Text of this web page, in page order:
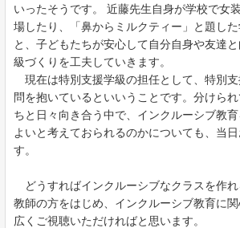
いったそうです。 近藤先生自身が学校で女
場したり、「鼻からミルクティー」と題し
と、子どもたちが安心して自分自身や友達
級づくりを工夫していきます。
現在は特別支援学級の担任として、特別
問を抱いているといいうことです。分けら
ちと日々向き合う中で、インクルーシブ教
よいと考えておられるのかについても、当
す。
どうすればインクルーシブなクラスを作
教師の方をはじめ、 インクルーシブ教育に
広くご視聴いただければと思います。